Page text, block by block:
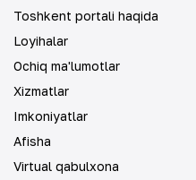
Toshkent portali haqida
Loyihalar
Ochiq ma'lumotlar
Xizmatlar
Imkoniyatlar
Afisha
Virtual qabulxona